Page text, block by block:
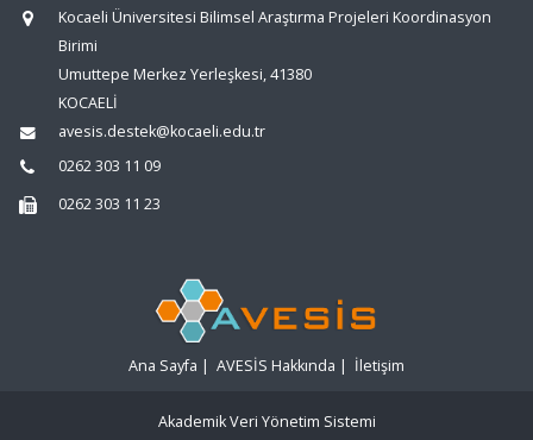
Kocaeli Üniversitesi Bilimsel Araştırma Projeleri Koordinasyon
Birimi
Umuttepe Merkez Yerleşkesi, 41380
KOCAELİ
avesis.destek@kocaeli.edu.tr
0262 303 11 09
0262 303 11 23
Ana Sayfa | AVESİS Hakkında | İletişim
Akademik Veri Yönetim Sistemi